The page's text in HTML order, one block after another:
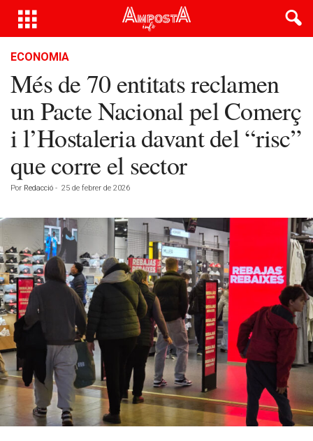
ECONOMIA
Més de 70 entitats reclamen
un Pacte Nacional pel Comerç
i l’Hostaleria davant del “risc”
que corre el sector
Por Redacció - 25 de febrer de 2026